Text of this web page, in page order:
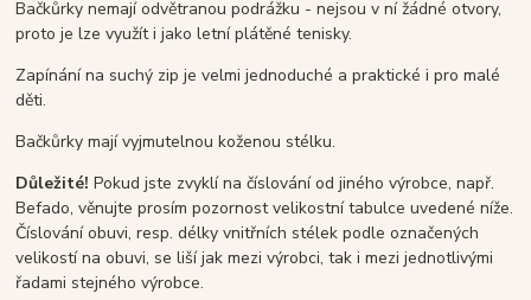
Bačkůrky nemají odvětranou podrážku - nejsou v ní žádné otvory,
proto je lze využít i jako letní plátěné tenisky.
Zapínání na suchý zip je velmi jednoduché a praktické i pro malé
děti.
Bačkůrky mají vyjmutelnou koženou stélku.
Důležité! Pokud jste zvyklí na číslování od jiného výrobce, např.
Befado, věnujte prosím pozornost velikostní tabulce uvedené níže.
Číslování obuvi, resp. délky vnitřních stélek podle označených
velikostí na obuvi, se liší jak mezi výrobci, tak i mezi jednotlivými
řadami stejného výrobce.